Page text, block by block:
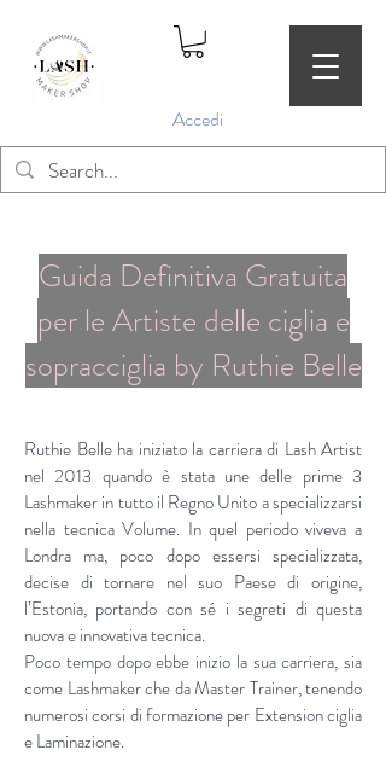
Accedi
Guida Definitiva Gratuita
per le Artiste delle ciglia e
sopracciglia by Ruthie Belle
Ruthie Belle ha iniziato la carriera di Lash Artist
nel 2013 quando è stata une delle prime 3
Lashmaker in tutto il Regno Unito a specializzarsi
nella tecnica Volume. In quel periodo viveva a
Londra ma, poco dopo essersi specializzata,
decise di tornare nel suo Paese di origine,
l’Estonia, portando con sé i segreti di questa
nuova e innovativa tecnica.
Poco tempo dopo ebbe inizio la sua carriera, sia
come Lashmaker che da Master Trainer, tenendo
numerosi corsi di formazione per Extension ciglia
e Laminazione.